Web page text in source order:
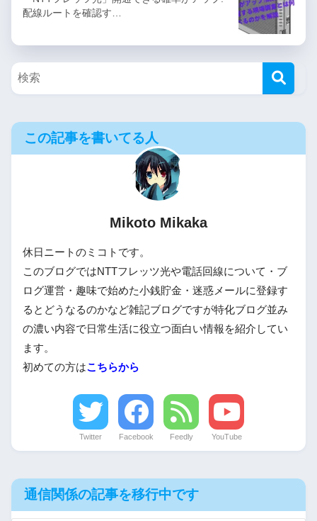
配線ルートを確認す…
この記事を書いてる人
Mikoto Mikaka
休日ニートのミコトです。
このブログではNTTフレッツ光や電話回線について・ブ
ログ運営・趣味で始めた小銭貯金・迷惑メールに登録す
るとどうなるのかなど雑記ブログですが特化ブログ並み
の濃い内容で日常生活に役立つ面白い情報を紹介してい
ます。
初めての方はこちらから
Twitter Facebook Feedly YouTube
通信関係の記事を移行中です